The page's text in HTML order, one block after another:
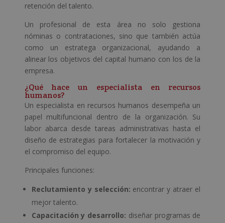
retención del talento.
Un profesional de esta área no solo gestiona
nóminas o contrataciones, sino que también actúa
como un estratega organizacional, ayudando a
alinear los objetivos del capital humano con los de la
empresa.
¿Qué hace un especialista en recursos
humanos?
Un especialista en recursos humanos desempeña un
papel multifuncional dentro de la organización. Su
labor abarca desde tareas administrativas hasta el
diseño de estrategias para fortalecer la motivación y
el compromiso del equipo.
Principales funciones:
Reclutamiento y selección: encontrar y atraer el
mejor talento.
Capacitación y desarrollo: diseñar programas de